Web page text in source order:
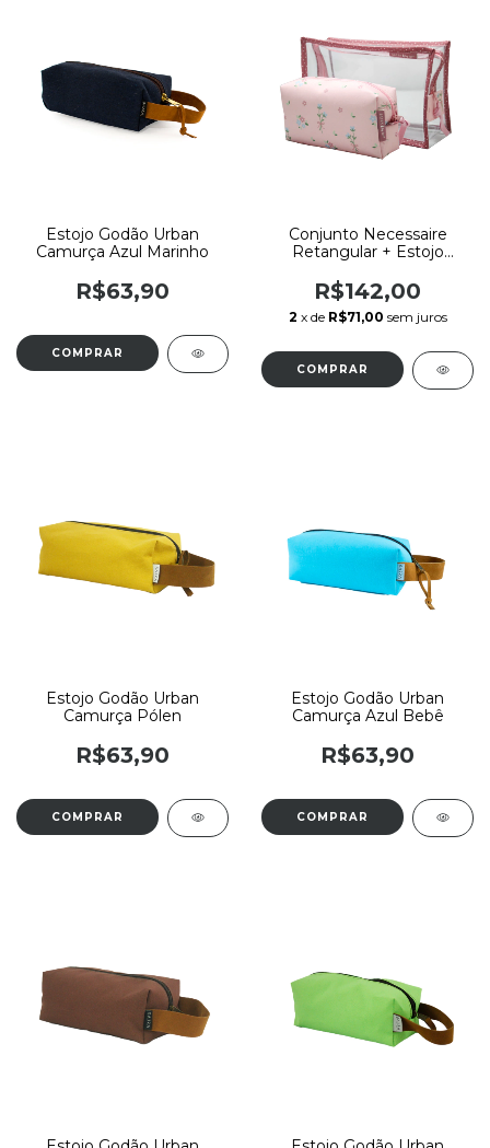
Estojo Godão Urban
Camurça Azul Marinho
R$63,90
Conjunto Necessaire
Retangular + Estojo
By Sof
R$142,00
2 x de R$71,00 sem juros
Estojo Godão Urban
Camurça Pólen
R$63,90
Estojo Godão Urban
Camurça Azul Bebê
R$63,90